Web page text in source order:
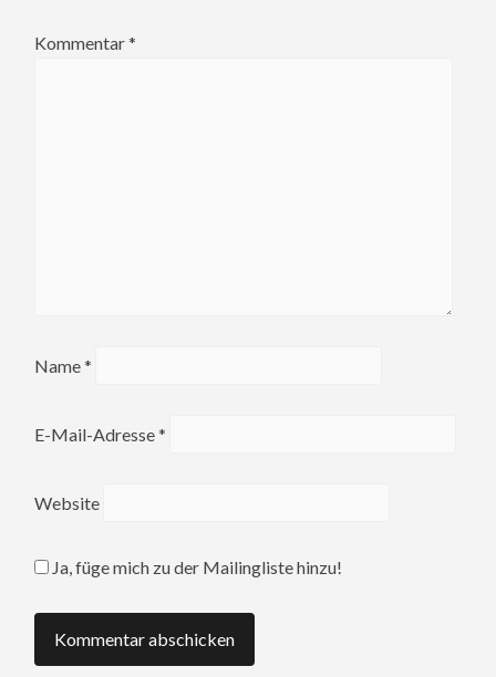
Kommentar*
Name*
E-Mail-Adresse*
Website
Ja, füge mich zu der Mailingliste hinzu!